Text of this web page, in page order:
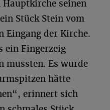
seinen
Stück Stein vom
Eingang der Kirche.
ein Fingerzeig
mussten. Es wurde
hätte
erinnert sich